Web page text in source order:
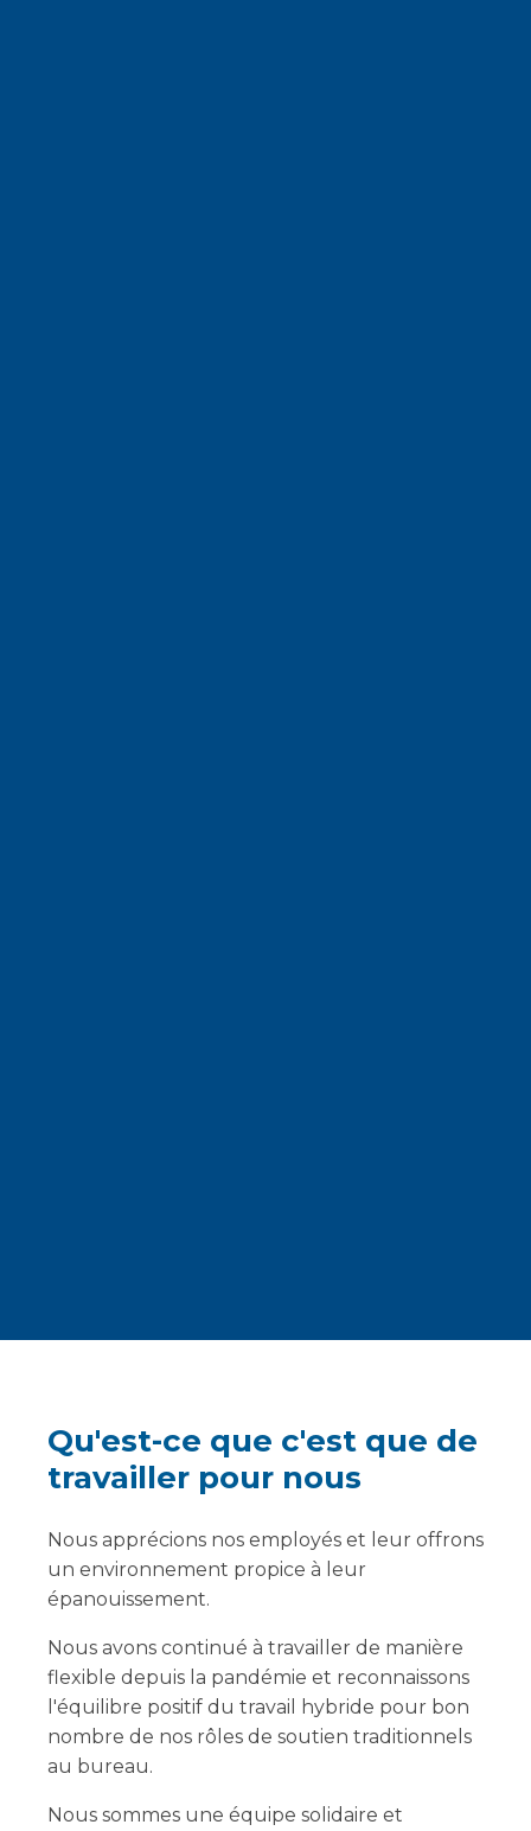
Qu'est-ce que c'est que de
travailler pour nous
Nous apprécions nos employés et leur offrons
un environnement propice à leur
épanouissement.
Nous avons continué à travailler de manière
flexible depuis la pandémie et reconnaissons
l'équilibre positif du travail hybride pour bon
nombre de nos rôles de soutien traditionnels
au bureau.
Nous sommes une équipe solidaire et